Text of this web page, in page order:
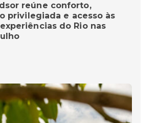
reúne conforto,
privilegiada e acesso às
do Rio nas